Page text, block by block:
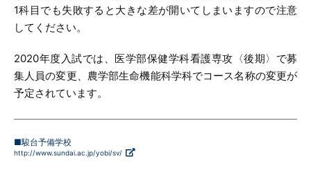
1科目でも失敗すると大きな差が開いてしまいますので注意
してください。
2020年度入試では、医学部保健学科看護専攻〈後期〉で募
集人員の変更、農学部生命機能科学科でコース名称の変更が
予定されています。
■駿台予備学校
http://www.sundai.ac.jp/yobi/sv/